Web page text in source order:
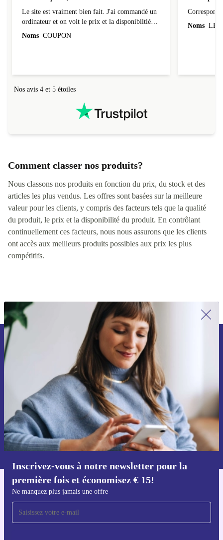
Site bien pensé, envoi sécurisé
Le site est vraiment bien fait. J'ai commandé un
ordinateur et on voit le prix et la disponibiltié
Correspond
Comment classer nos produits?
Nous classons nos produits en fonction du prix, du stock et des
articles les plus vendus. Les offres sont basées sur la meilleure
valeur pour les clients, y compris des facteurs tels que la qualité
du produit, le prix et la disponibilité du produit. En contrôlant
continuellement ces facteurs, nous nous assurons que les clients
ont accès aux meilleurs produits possibles aux prix les plus
Inscrivez-vous à notre newsletter pour la
première fois et économisez € 15!
Inscrivez-vous à notre newsletter pour
la première fois et économisez 15 € !
Ne manquez plus aucune offre.
Voucher aanvragen
Retrouvez les informations sur l'utilisation des données personnelles
dans notre
politique de confidentialité.
Téléchargez l'application refurbed
Pour iOS et Android